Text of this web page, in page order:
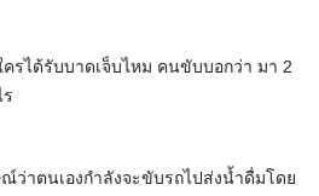
รได้รับบาดเจ็บไหม คนขับบอกว่า มา 2
ว่าตนเองกำลังจะขับรถไปส่งน้ำดื่มโดย